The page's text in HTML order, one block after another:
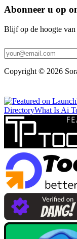
Abonneer u op
Blijf op de hoogte van
Copyright © 2026
DirectoryWhat Is Ai